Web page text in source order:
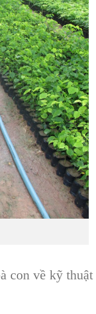
con về kỹ thuật